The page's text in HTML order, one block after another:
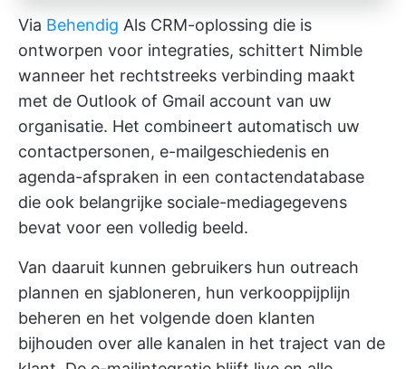
Via Behendig Als CRM-oplossing die is
ontworpen voor integraties, schittert Nimble
wanneer het rechtstreeks verbinding maakt
met de Outlook of Gmail account van uw
organisatie. Het combineert automatisch uw
contactpersonen, e-mailgeschiedenis en
agenda-afspraken in een contactendatabase
die ook belangrijke sociale-mediagegevens
bevat voor een volledig beeld.
Van daaruit kunnen gebruikers hun outreach
plannen en sjabloneren, hun verkooppijplijn
beheren en het volgende doen klanten
bijhouden over alle kanalen in het traject van de